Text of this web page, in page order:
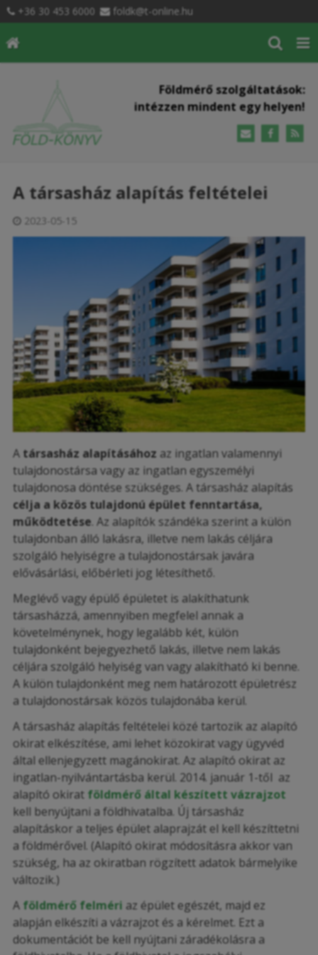
+36 30 453 6000 foldk@t-online.hu
Földmérő szolgáltatások:
intézzen mindent egy helyen!
A társasház alapítás feltételei
2023-05-15
A társasház alapításához az ingatlan valamennyi
tulajdonostársa vagy az ingatlan egyszemélyi
tulajdonosa döntése szükséges. A társasház alapítás
célja a közös tulajdonú épület fenntartása,
működtetése . Az alapítók szándéka szerint a külön
tulajdonban álló lakásra, illetve nem lakás céljára
szolgáló helyiségre a tulajdonostársak javára
elővásárlási, előbérleti jog létesíthető.
Meglévő vagy épülő épületet is alakíthatunk
társasházzá, amennyiben megfelel annak a
követelménynek, hogy legalább két, külön
tulajdonként bejegyezhető lakás, illetve nem lakás
céljára szolgáló helyiség van vagy alakítható ki benne.
A külön tulajdonként meg nem határozott épületrész
a tulajdonostársak közös tulajdonába kerül.
A társasház alapítás feltételei közé tartozik az alapító
okirat elkészítése, ami lehet közokirat vagy ügyvéd
által ellenjegyzett magánokirat. Az alapító okirat az
ingatlan-nyilvántartásba kerül. 2014. január 1-től az
alapító okirat földmérő által készített vázrajzot
kell benyújtani a földhivatalba. Új társasház
alapításkor a teljes épület alaprajzát el kell készíttetni
a földmérővel. (Alapító okirat módosításra akkor van
szükség, ha az okiratban rögzített adatok bármelyike
változik.)
A földmérő felméri az épület egészét, majd ez
alapján elkészíti a vázrajzot és a kérelmet. Ezt a
dokumentációt be kell nyújtani záradékolásra a